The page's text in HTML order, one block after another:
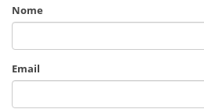
Nome
Email